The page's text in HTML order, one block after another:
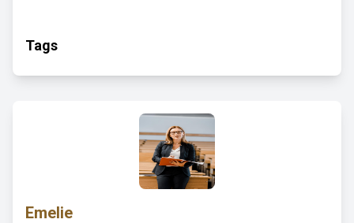
Tags
Emelie